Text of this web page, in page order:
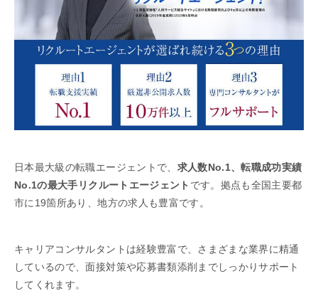
日本最大級の転職エージェントで、 求人数No.1、転職成功実績
No.1の最大手リクルートエージェント です。拠点も全国主要都
市に19箇所あり、地方の求人も豊富です。
キャリアコンサルタントは経験豊富で、さまざまな業界に精通
しているので、面接対策や応募書類添削までしっかりサポート
してくれます。